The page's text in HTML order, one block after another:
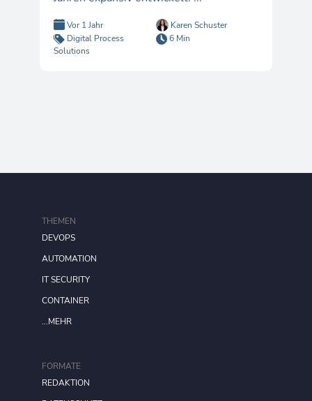
Vor 1 Jahr
Karen Schuster
Digital Process
Solutions
6 Min
FORMATE
REDAKTION
THEMEN
DEVOPS
AUTOMATION
IT SECURITY
CONTAINER
...MEHR